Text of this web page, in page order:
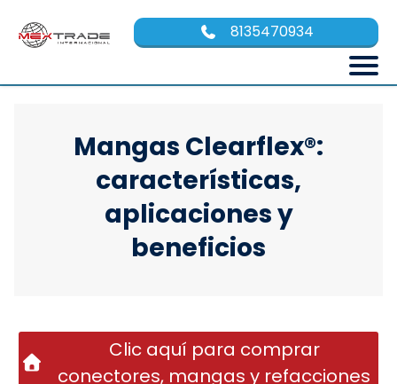
8135470934
Mangas Clearflex®:
características,
aplicaciones y
beneficios
Clic aquí para comprar
conectores, mangas y refacciones